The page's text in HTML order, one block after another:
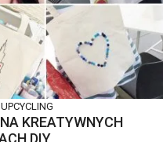
UPCYCLING
KREATYWNYCH
DIY